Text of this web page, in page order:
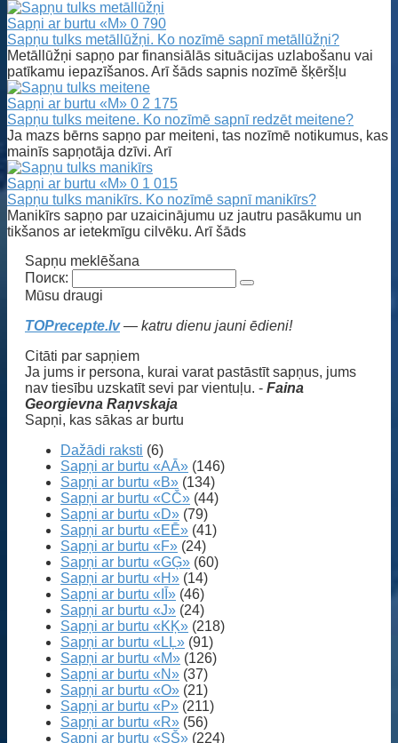
Sapņi ar burtu «M» 0 790
Sapņu tulks metāllūžņi. Ko nozīmē sapnī metāllūžņi?
Metāllūžņi sapņo par finansiālās situācijas uzlabošanu vai
patīkamu iepazīšanos. Arī šāds sapnis nozīmē šķēršļu
Sapņi ar burtu «M» 0 2 175
Sapņu tulks meitene. Ko nozīmē sapnī redzēt meitene?
Ja mazs bērns sapņo par meiteni, tas nozīmē notikumus, kas
mainīs sapņotāja dzīvi. Arī
Sapņi ar burtu «M» 0 1 015
Sapņu tulks manikīrs. Ko nozīmē sapnī manikīrs?
Manikīrs sapņo par uzaicinājumu uz jautru pasākumu un
tikšanos ar ietekmīgu cilvēku. Arī šāds
Sapņu meklēšana
Поиск:
Mūsu draugi
TOPrecepte.lv— katru dienu jauni ēdieni!
Citāti par sapņiem
Ja jums ir persona, kurai varat pastāstīt sapņus, jums
nav tiesību uzskatīt sevi par vientuļu. - Faina
Georgievna Raņvskaja
Sapņi, kas sākas ar burtu
Dažādi raksti (6)
Sapņi ar burtu «AĀ» (146)
Sapņi ar burtu «B» (134)
Sapņi ar burtu «CČ» (44)
Sapņi ar burtu «D» (79)
Sapņi ar burtu «EĒ» (41)
Sapņi ar burtu «F» (24)
Sapņi ar burtu «GĢ» (60)
Sapņi ar burtu «H» (14)
Sapņi ar burtu «IĪ» (46)
Sapņi ar burtu «J» (24)
Sapņi ar burtu «KĶ» (218)
Sapņi ar burtu «LĻ» (91)
Sapņi ar burtu «M» (126)
Sapņi ar burtu «N» (37)
Sapņi ar burtu «O» (21)
Sapņi ar burtu «P» (211)
Sapņi ar burtu «R» (56)
Sapņi ar burtu «SŠ» (224)